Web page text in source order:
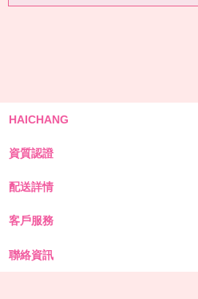
HAICHANG
資質認證
配送詳情
客戶服務
聯絡資訊